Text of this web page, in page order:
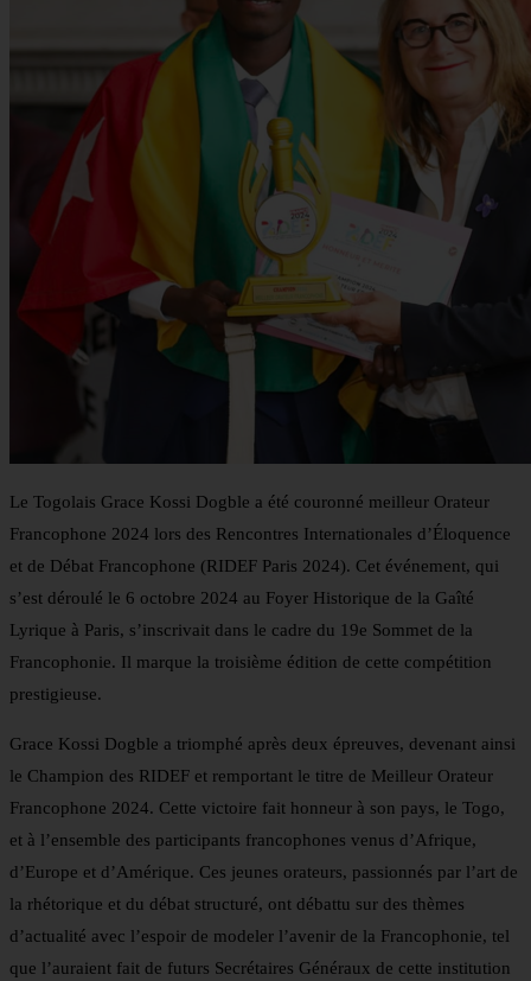
Le Togolais Grace Kossi Dogble a été couronné meilleur Orateur
Francophone 2024 lors des Rencontres Internationales d’Éloquence
et de Débat Francophone (RIDEF Paris 2024). Cet événement, qui
s’est déroulé le 6 octobre 2024 au Foyer Historique de la Gaîté
Lyrique à Paris, s’inscrivait dans le cadre du 19e Sommet de la
Francophonie. Il marque la troisième édition de cette compétition
prestigieuse.
Grace Kossi Dogble a triomphé après deux épreuves, devenant ainsi
le Champion des RIDEF et remportant le titre de Meilleur Orateur
Francophone 2024. Cette victoire fait honneur à son pays, le Togo,
et à l’ensemble des participants francophones venus d’Afrique,
d’Europe et d’Amérique. Ces jeunes orateurs, passionnés par l’art de
la rhétorique et du débat structuré, ont débattu sur des thèmes
d’actualité avec l’espoir de modeler l’avenir de la Francophonie, tel
que l’auraient fait de futurs Secrétaires Généraux de cette institution